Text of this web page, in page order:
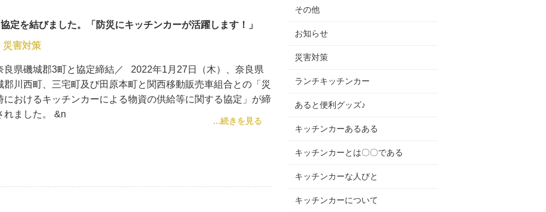
定を結びました。「防災にキッチンカーが活躍します！」
災害対策
良県磯城郡3町と協定締結／ 2022年1月27日（木）、奈良県
郡川西町、三宅町及び田原本町と関西移動販売車組合との「災
におけるキッチンカーによる物資の供給等に関する協定」が締
れました。 &n
...続きを見る
その他
お知らせ
災害対策
ランチキッチンカー
あると便利グッズ♪
キッチンカーあるある
キッチンカーとは〇〇である
キッチンカーな人びと
キッチンカーについて